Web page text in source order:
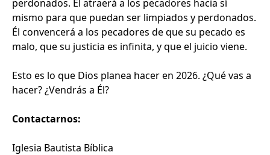
perdonados. Él atraerá a los pecadores hacia sí
mismo para que puedan ser limpiados y perdonados.
Él convencerá a los pecadores de que su pecado es
malo, que su justicia es infinita, y que el juicio viene.
Esto es lo que Dios planea hacer en 2026. ¿Qué vas a
hacer? ¿Vendrás a Él?
Contactarnos:
Iglesia Bautista Bíblica